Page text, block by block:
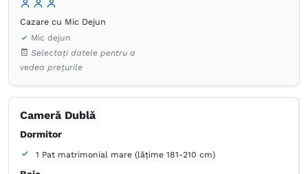
Fier de călcat
Seif
TV cu ecran plat
Cazare cu Mic Dejun
Mic dejun
Selectați datele pentru a
vedea prețurile
Cameră Dublă
Dormitor
1 Pat matrimonial mare (lățime 181-210 cm)